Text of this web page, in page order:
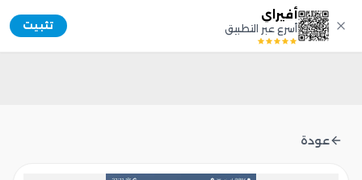
أفيراي
أسرع عبر التطبيق تثبيت Afiray
عودة